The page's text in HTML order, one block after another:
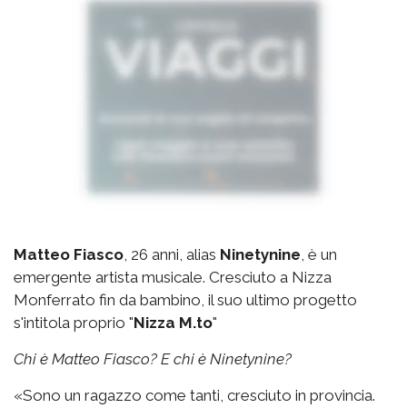
Matteo Fiasco, 26 anni, alias Ninetynine, è un
emergente artista musicale. Cresciuto a Nizza
Monferrato fin da bambino, il suo ultimo progetto
s'intitola proprio "Nizza M.to"
Chi è Matteo Fiasco? E chi è Ninetynine?
«Sono un ragazzo come tanti, cresciuto in provincia.